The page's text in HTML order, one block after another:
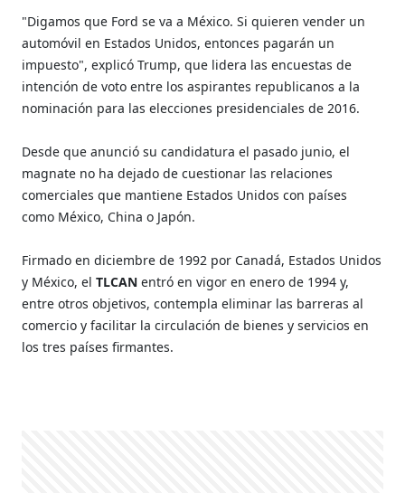
"Digamos que Ford se va a México. Si quieren vender un
automóvil en Estados Unidos, entonces pagarán un
impuesto", explicó Trump, que lidera las encuestas de
intención de voto entre los aspirantes republicanos a la
nominación para las elecciones presidenciales de 2016.
Desde que anunció su candidatura el pasado junio, el
magnate no ha dejado de cuestionar las relaciones
comerciales que mantiene Estados Unidos con países
como México, China o Japón.
Firmado en diciembre de 1992 por Canadá, Estados Unidos
y México, elTLCAN entró en vigor en enero de 1994 y,
entre otros objetivos, contempla eliminar las barreras al
comercio y facilitar la circulación de bienes y servicios en
los tres países firmantes.